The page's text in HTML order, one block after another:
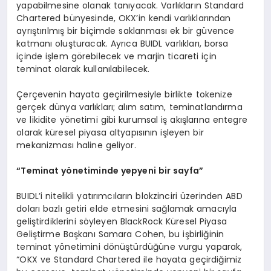
yapabilmesine olanak tanıyacak. Varlıkların Standard
Chartered bünyesinde, OKX’in kendi varlıklarından
ayrıştırılmış bir biçimde saklanması ek bir güvence
katmanı oluşturacak. Ayrıca BUIDL varlıkları, borsa
içinde işlem görebilecek ve marjin ticareti için
teminat olarak kullanılabilecek.
Çerçevenin hayata geçirilmesiyle birlikte tokenize
gerçek dünya varlıkları; alım satım, teminatlandırma
ve likidite yönetimi gibi kurumsal iş akışlarına entegre
olarak küresel piyasa altyapısının işleyen bir
mekanizması haline geliyor.
“Teminat yönetiminde yepyeni bir sayfa”
BUIDL’i nitelikli yatırımcıların blokzinciri üzerinden ABD
doları bazlı getiri elde etmesini sağlamak amacıyla
geliştirdiklerini söyleyen BlackRock Küresel Piyasa
Geliştirme Başkanı Samara Cohen, bu işbirliğinin
teminat yönetimini dönüştürdüğüne vurgu yaparak,
“OKX ve Standard Chartered ile hayata geçirdiğimiz